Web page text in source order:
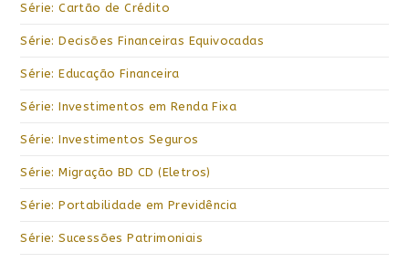
Série: Cartão de Crédito
Série: Decisões Financeiras Equivocadas
Série: Educação Financeira
Série: Investimentos em Renda Fixa
Série: Investimentos Seguros
Série: Migração BD CD (Eletros)
Série: Portabilidade em Previdência
Série: Sucessões Patrimoniais